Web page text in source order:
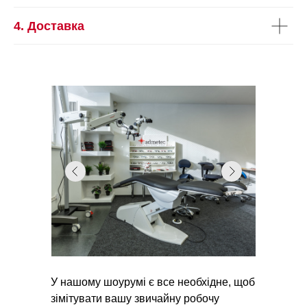
4. Доставка
У нашому шоурумі є все необхідне, щоб
зімітувати вашу звичайну робочу